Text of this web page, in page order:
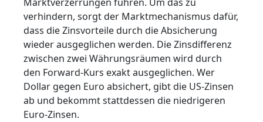
verhindern, sorgt der Marktmechanismus dafür,
dass die Zinsvorteile durch die Absicherung
wieder ausgeglichen werden. Die Zinsdifferenz
zwischen zwei Währungsräumen wird durch
den Forward-Kurs exakt ausgeglichen. Wer
Dollar gegen Euro absichert, gibt die US-Zinsen
ab und bekommt stattdessen die niedrigeren
Euro-Zinsen.